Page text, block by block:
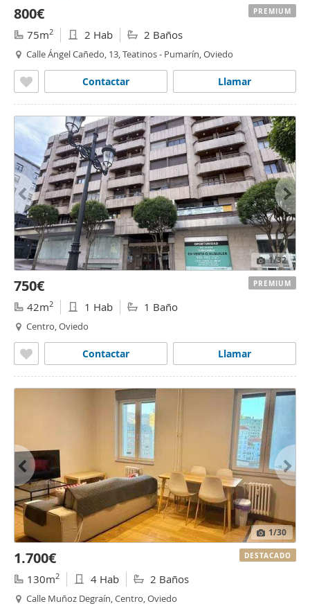
800€
75m2 2 Hab 2 Baños
Calle Ángel Cañedo, 13, Teatinos - Pumarín, Oviedo
Llamar
Contactar
PREMIUM
1/32
750€
42m2 1 Hab 1 Baño
Centro, Oviedo
Llamar
Contactar
PREMIUM
1/30
1.700€
130m2 4 Hab 2 Baños
Calle Muñoz Degraín, Centro, Oviedo
DESTACADO